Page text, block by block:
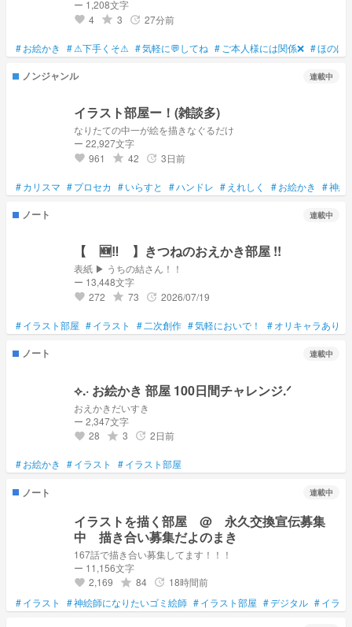
ー 1,208文字
favorite 4 grade 3 update 27分前
#お絵かき #⚠下手くそ⚠ #気軽に💬してね # ご本人様には関係❌ #ほのぼ
ノンジャンル 連載中
イラスト部屋ー！(雑談多)
なりたての中一が絵を描きなぐるだけ
ー 22,927文字
favorite 961 grade 42 update 3日前
#カリスマ #プロセカ #いらすと #ハンドレ # えれしく #お絵かき #神絵
ノート 連載中
【 🆕‼️ 】きつねのおえかき部屋 !!
表紙 ▶︎ うちの結さん！！
ー 13,448文字
favorite 272 grade 73 update 2026/07/19
#イラスト部屋 #イラスト #二次創作 #気軽においで！ #オリキャラあり
ノート 連載中
おえかきだいすき
ー 2,347文字
favorite 28 grade 3 update 2日前
#お絵かき #イラスト #イラスト部屋
ノート 連載中
イラストを描く部屋 @ 永久交換宣伝募集
中 描き合い募集だよのまき
167話で描き合い募集してます！！！
ー 11,156文字
favorite 2,169 grade 84 update 18時間前
#イラスト #神絵師になりたいゴミ絵師 #イラスト部屋 #デジタル #イラ好